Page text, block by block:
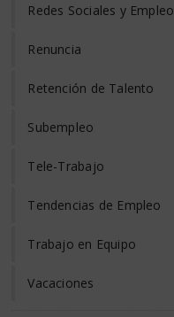
Redes Sociales y Empleo
Renuncia
Retención de Talento
Subempleo
Tele-Trabajo
Tendencias de Empleo
Trabajo en Equipo
Vacaciones